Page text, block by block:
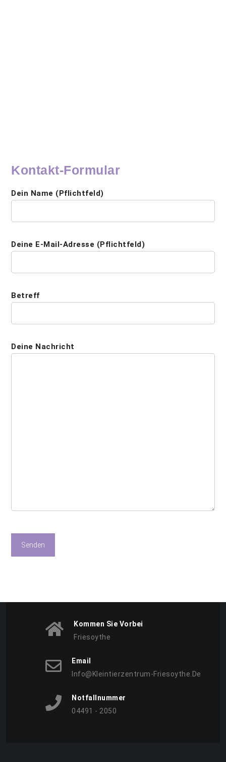
Kontakt-Formular
Dein Name (Pflichtfeld)
Deine E-Mail-Adresse (Pflichtfeld)
Betreff
Deine Nachricht
Kommen Sie Vorbei
Friesoythe
Email
Info@kleintierzentrum-Friesoythe.de
Notfallnummer
04491 - 2050